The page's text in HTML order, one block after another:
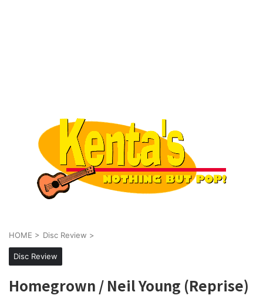
HOME > Disc Review >
Disc Review
Homegrown / Neil Young (Reprise)